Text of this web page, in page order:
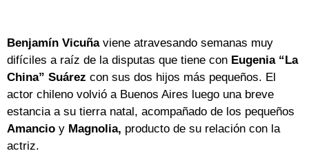
Benjamín Vicuñaviene atravesando semanas muy
difíciles a raíz de la disputas que tiene con Eugenia “La
China” Suárez con sus dos hijos más pequeños. El
actor chileno volvió a Buenos Aires luego una breve
estancia a su tierra natal, acompañado de los pequeños
Amancio y Magnolia, producto de su relación con la
actriz.